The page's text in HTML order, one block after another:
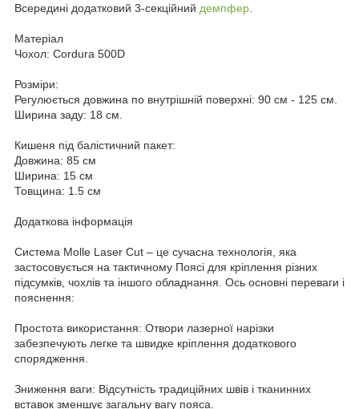
Всередині додатковий 3-секційний демпфер
Матеріал
Чохол: Cordura 500D
Розміри:
Регулюється довжина по внутрішній поверхні: 90 см - 125 см.
Ширина заду: 18 см.
Кишеня під балістичний пакет:
Довжина: 85 см
Ширина: 15 см
Товщина: 1.5 см
Додаткова інформація
Система Molle Laser Cut – це сучасна технологія, яка
застосовується на тактичному Поясі для кріплення різних
підсумків, чохлів та іншого обладнання. Ось основні переваги і
пояснення:
Простота використання: Отвори лазерної нарізки
забезпечують легке та швидке кріплення додаткового
спорядження.
Зниження ваги: Відсутність традиційних швів і тканинних
вставок зменшує загальну вагу пояса.